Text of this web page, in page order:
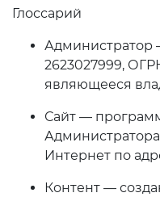
Глоссарий
2623027999,
являющееся
Сайт —
Интернет по
Контент —